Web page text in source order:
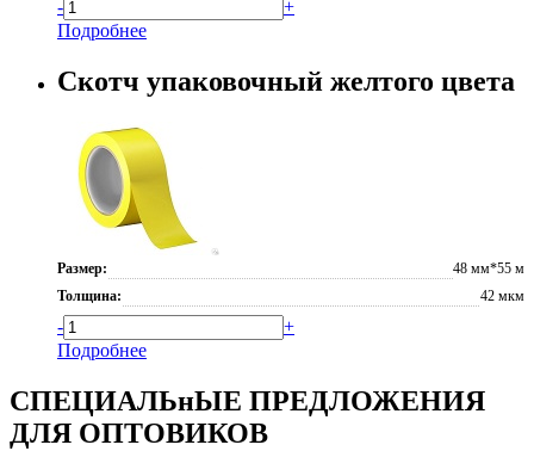
-
+
Подробнее
Скотч упаковочный желтого цвета
Размер:
48 мм*55 м
Толщина:
42 мкм
-
+
Подробнее
СПЕЦИАЛЬнЫЕ ПРЕДЛОЖЕНИЯ
ДЛЯ ОПТОВИКОВ